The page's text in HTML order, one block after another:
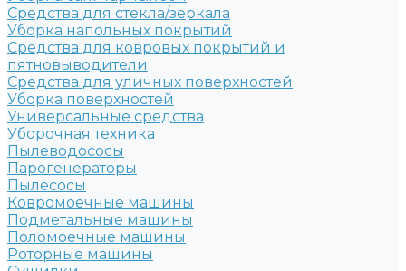
Средства для стекла/зеркала
Уборка напольных покрытий
Средства для ковровых покрытий и
пятновыводители
Средства для уличных поверхностей
Уборка поверхностей
Универсальные средства
Уборочная техника
Пылеводососы
Парогенераторы
Пылесосы
Ковромоечные машины
Подметальные машины
Поломоечные машины
Роторные машины